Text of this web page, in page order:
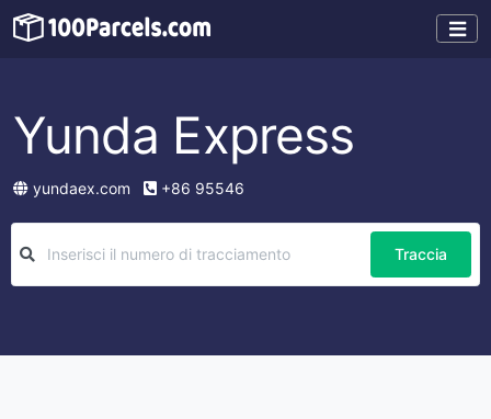
Yunda Express
yundaex.com +86 95546
Traccia